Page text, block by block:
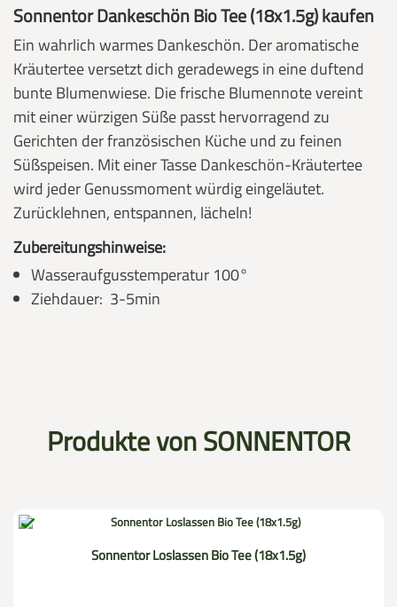
Sonnentor Dankeschön Bio Tee (18x1.5g) kaufen
Ein wahrlich warmes Dankeschön. Der aromatische
Kräutertee versetzt dich geradewegs in eine duftend
bunte Blumenwiese. Die frische Blumennote vereint
mit einer würzigen Süße passt hervorragend zu
Gerichten der französischen Küche und zu feinen
Süßspeisen. Mit einer Tasse Dankeschön-Kräutertee
wird jeder Genussmoment würdig eingeläutet.
Zurücklehnen, entspannen, lächeln!
Zubereitungshinweise:
Wasseraufgusstemperatur 100°
Ziehdauer: 3-5min
Produkte von SONNENTOR

Sonnentor Loslassen Bio Tee (18x1.5g)